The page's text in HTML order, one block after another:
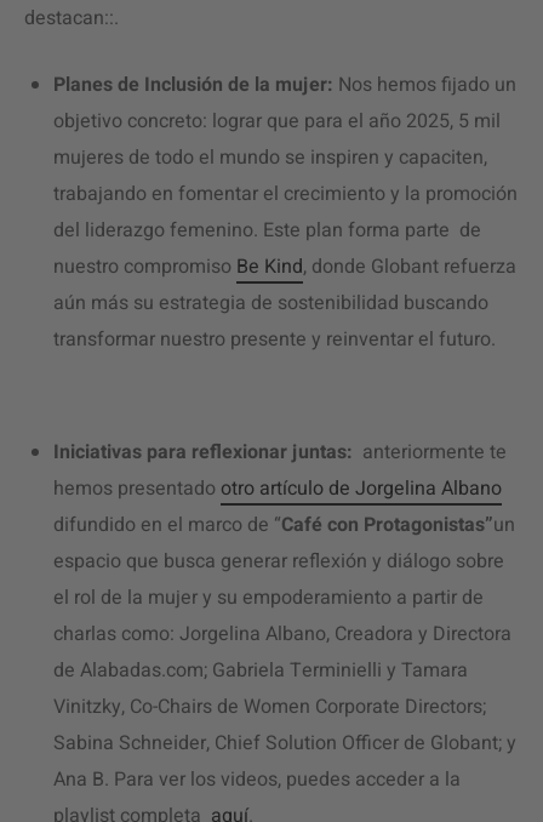
destacan::.
Planes de Inclusión de la mujer: Nos hemos fijado un
objetivo concreto: lograr que para el año 2025, 5 mil
mujeres de todo el mundo se inspiren y capaciten,
trabajando en fomentar el crecimiento y la promoción
del liderazgo femenino. Este plan forma parte de
nuestro compromiso Be Kind, donde Globant refuerza
aún más su estrategia de sostenibilidad buscando
transformar nuestro presente y reinventar el futuro.
Iniciativas para reflexionar juntas: anteriormente te
hemos presentado otro artículo de Jorgelina Albano
difundido en el marco de “Café con Protagonistas”un
espacio que busca generar reflexión y diálogo sobre
el rol de la mujer y su empoderamiento a partir de
charlas como: Jorgelina Albano, Creadora y Directora
de Alabadas.com; Gabriela Terminielli y Tamara
Vinitzky, Co-Chairs de Women Corporate Directors;
Sabina Schneider, Chief Solution Officer de Globant; y
Ana B. Para ver los videos, puedes acceder a la
playlist completa aquí.